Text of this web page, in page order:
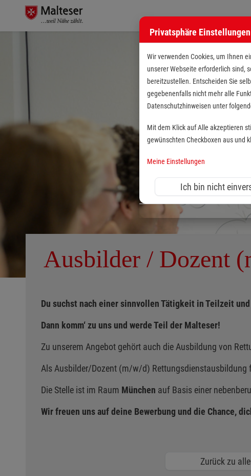
Ausbilder / Dozent
Du suchst nach einer sinnvollen Tätigkeit in Teilzeit
Dann komm‘ zu uns und werde Teil der Malteser!
Zu unserem Angebot gehört auch die Ausbildung von
Als Ausbilder/Dozent (m/w/d) Rettungsdienstausbildung
Die Stelle ist im Raum München auf Basis einer
Wir freuen uns auf deine Bewerbung und die Chance,
Zurück zu
Privatsphäre Einstellungen
Wir verwenden Cookies, um Ihnen
unserer Webseite erforderlich sind,
bereitzustellen. Entscheiden Sie
gegebenenfalls nicht mehr alle
Datenschutzhinweisen unter
Mit dem Klick auf Alle akzeptieren
gewünschten Checkboxen aus und
Meine Einstellungen
Ich bin nicht